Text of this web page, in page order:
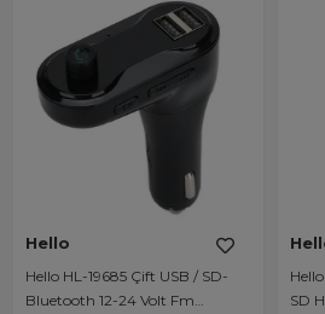
Hello
Hello HL-19685 Çift USB / SD-
Bluetooth 12-24 Volt Fm
SD